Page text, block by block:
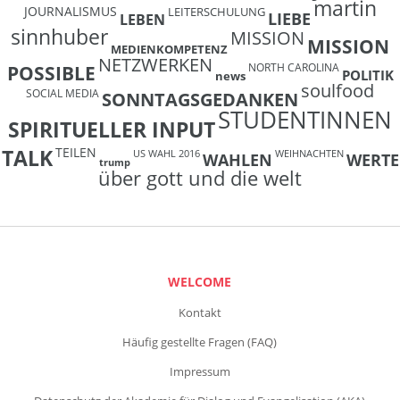
JOURNALISMUS LEBEN LEITERSCHULUNG LIEBEmartin
sinnhuber MEDIENKOMPETENZ MISSION MISSION
POSSIBLE NETZWERKEN news
NORTH CAROLINA POLITIK
SOCIAL MEDIA SONNTAGSGEDANKENsoulfood
SPIRITUELLER INPUTSTUDENTINNEN
TALKTEILEN
trump
US WAHL 2016 WAHLEN WEIHNACHTEN WERTE
über gott und die welt
WELCOME
Kontakt
Häufig gestellte Fragen (FAQ)
Impressum